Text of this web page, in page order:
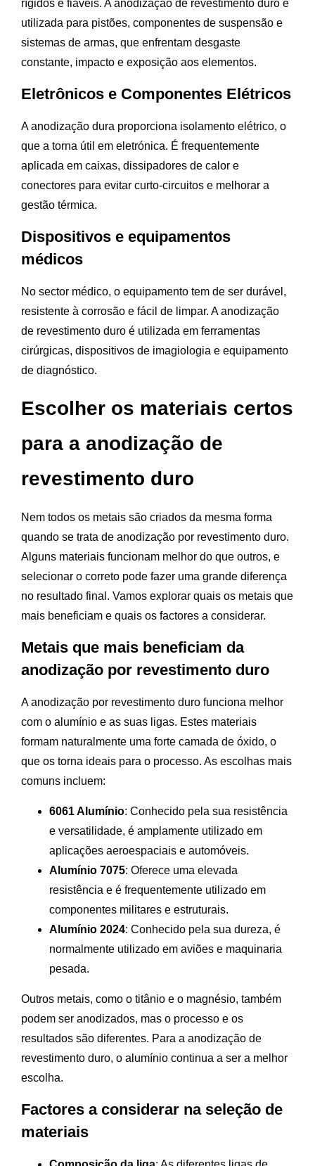
rígidos e fiáveis. A anodização de revestimento duro é
utilizada para pistões, componentes de suspensão e
sistemas de armas, que enfrentam desgaste
constante, impacto e exposição aos elementos.
Eletrônicos e Componentes Elétricos
A anodização dura proporciona isolamento elétrico, o
que a torna útil em eletrónica. É frequentemente
aplicada em caixas, dissipadores de calor e
conectores para evitar curto-circuitos e melhorar a
gestão térmica.
Dispositivos e equipamentos
médicos
No sector médico, o equipamento tem de ser durável,
resistente à corrosão e fácil de limpar. A anodização
de revestimento duro é utilizada em ferramentas
cirúrgicas, dispositivos de imagiologia e equipamento
de diagnóstico.
Escolher os materiais certos
para a anodização de
revestimento duro
Nem todos os metais são criados da mesma forma
quando se trata de anodização por revestimento duro.
Alguns materiais funcionam melhor do que outros, e
selecionar o correto pode fazer uma grande diferença
no resultado final. Vamos explorar quais os metais que
mais beneficiam e quais os factores a considerar.
Metais que mais beneficiam da
anodização por revestimento duro
A anodização por revestimento duro funciona melhor
com o alumínio e as suas ligas. Estes materiais
formam naturalmente uma forte camada de óxido, o
que os torna ideais para o processo. As escolhas mais
comuns incluem:
6061 Alumínio: Conhecido pela sua resistência
e versatilidade, é amplamente utilizado em
aplicações aeroespaciais e automóveis.
Alumínio 7075: Oferece uma elevada
resistência e é frequentemente utilizado em
componentes militares e estruturais.
Alumínio 2024: Conhecido pela sua dureza, é
normalmente utilizado em aviões e maquinaria
pesada.
Outros metais, como o titânio e o magnésio, também
podem ser anodizados, mas o processo e os
resultados são diferentes. Para a anodização de
revestimento duro, o alumínio continua a ser a melhor
escolha.
Factores a considerar na seleção de
materiais